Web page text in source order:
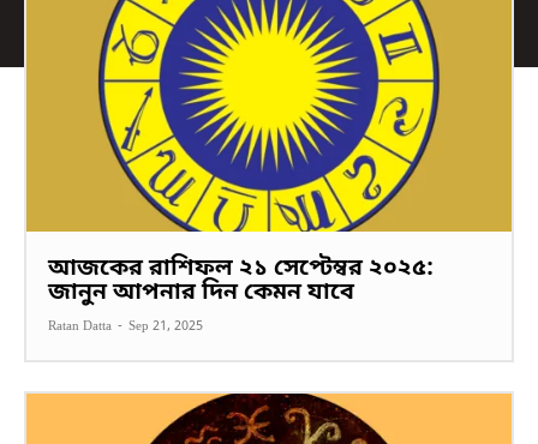
আজকের রাশিফল ২১ সেপ্টেম্বর ২০২৫:
জানুন আপনার দিন কেমন যাবে
Ratan Datta - Sep 21, 2025